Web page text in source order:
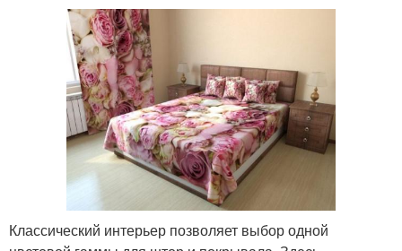
Классический интерьер позволяет выбор одной